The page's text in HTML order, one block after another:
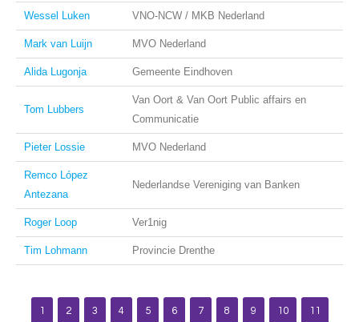
Wessel Luken VNO-NCW / MKB Nederland
Mark van Luijn MVO Nederland
Alida Lugonja Gemeente Eindhoven
Tom Lubbers
Van Oort & Van Oort Public affairs en
Communicatie
Pieter Lossie MVO Nederland
Remco López
Antezana
Nederlandse Vereniging van Banken
Roger Loop Ver1nig
Tim Lohmann Provincie Drenthe
1 2 3 4 5 6 7 8 9 10 11